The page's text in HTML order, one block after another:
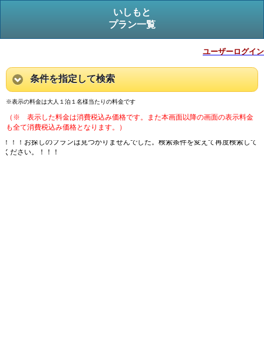
いしもと
プラン一覧
ユーザーログイン
条件を指定して検索
※表示の料金は大人１泊１名様当たりの料金です
（※ 表示した料金は消費税込み価格です。また本画面以降の画面の表示料金
も全て消費税込み価格となります。）
！！！お探しのプランは見つかりませんでした。検索条件を変えて再度検索して
ください。！！！